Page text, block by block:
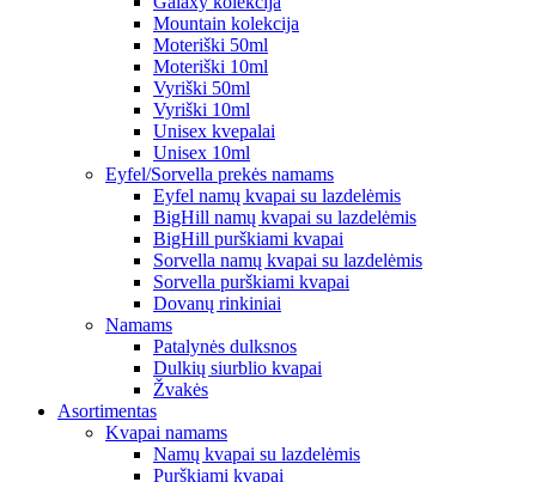
Mountain kolekcija
Moteriški 50ml
Moteriški 10ml
Vyriški 50ml
Vyriški 10ml
Unisex kvepalai
Unisex 10ml
Eyfel/Sorvella prekės namams
Eyfel namų kvapai su lazdelėmis
BigHill namų kvapai su lazdelėmis
BigHill purškiami kvapai
Sorvella namų kvapai su lazdelėmis
Sorvella purškiami kvapai
Dovanų rinkiniai
Namams
Patalynės dulksnos
Dulkių siurblio kvapai
Žvakės
Asortimentas
Kvapai namams
Namų kvapai su lazdelėmis
Purškiami kvapai